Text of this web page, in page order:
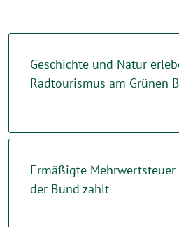
Geschichte und Natur
Radtourismus am Grünen
Ermäßigte
der Bund zahlt